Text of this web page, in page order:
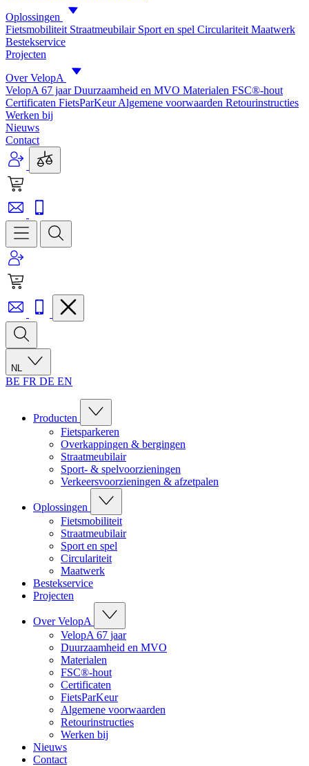
Oplossingen
Fietsmobiliteit Straatmeubilair Sport en spel Circulariteit Maatwerk
Bestekservice
Projecten
Over VelopA
VelopA 67 jaarDuurzaamheid en MVO Materialen FSC®-hout
Certificaten FietsParKeurAlgemene voorwaarden Retourinstructies
Werken bij
Nieuws
Contact
NL
BE FR DE EN
Producten
Fietsparkeren
Overkappingen & bergingen
Straatmeubilair
Sport- & spelvoorzieningen
Verkeersvoorzieningen & afzetpalen
Oplossingen
Fietsmobiliteit
Straatmeubilair
Sport en spel
Circulariteit
Maatwerk
Bestekservice
Projecten
Over VelopA
VelopA 67 jaar
Duurzaamheid en MVO
Materialen
FSC®-hout
Certificaten
FietsParKeur
Algemene voorwaarden
Retourinstructies
Werken bij
Nieuws
Contact